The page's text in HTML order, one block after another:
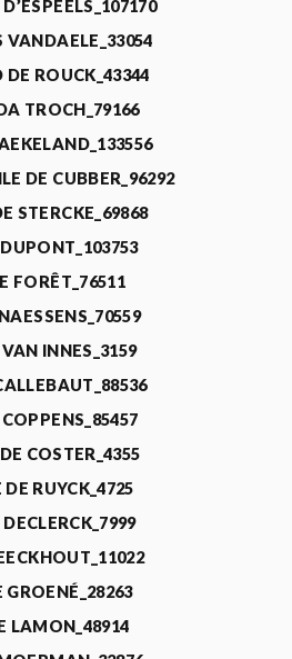
VANDAELE_33054
DE ROUCK_43344
TROCH_79166
DE CUBBER_96292
STERCKE_69868
FORÊT_76511
INNES_3159
COSTER_4355
DE RUYCK_4725
GROENÉ_28263
LAMON_48914